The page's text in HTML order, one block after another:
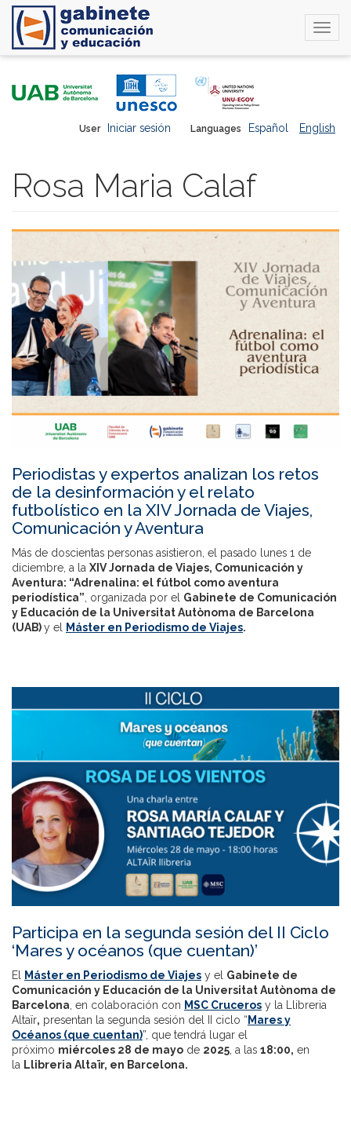
Languages Español English
User Iniciar sesión
Rosa Maria Calaf
Periodistas y expertos analizan los retos
de la desinformación y el relato
futbolístico en la XIV Jornada de Viajes,
Comunicación y Aventura
Más de doscientas personas asistieron, el pasado lunes 1 de
diciembre, a la XIV Jornada de Viajes, Comunicación y
Aventura: “Adrenalina: el fútbol como aventura
periodística”, organizada por el Gabinete de Comunicación
y Educación de la Universitat Autònoma de Barcelona
(UAB)y el Máster en Periodismo de Viajes.
Participa en la segunda sesión del II Ciclo
‘Mares y océanos (que cuentan)’
El Máster en Periodismo de Viajes y el Gabinete de
Comunicación y Educación de la Universitat Autònoma de
Barcelona , en colaboración con MSC Cruceros y la Llibreria
Altaïr, presentan la segunda sesión del II ciclo “ Mares y
Océanos (que cuentan)”, que tendrá lugar el
próximo miércoles 28 de mayo de 2025 , a las 18:00, en
la Llibreria Altaïr, en Barcelona.